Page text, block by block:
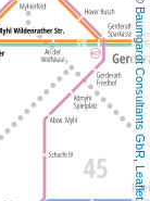
Baumgardt Consultants GbR
,
Leaflet